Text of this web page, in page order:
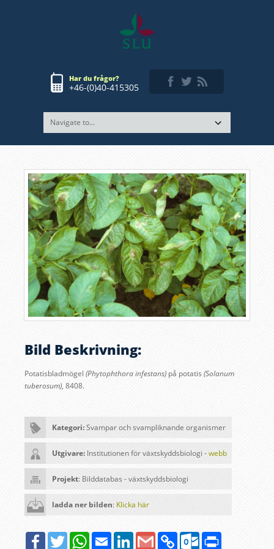
Har du frågor?
+46-(0)40-415305
Bild Beskrivning:
Potatisbladmögel (Phytophthora infestans) på potatis (Solanum
tuberosum), 8408.
Kategori:Svampar och svampliknande organismer
Utgivare: Institutionen för växtskyddsbiologi -webb
Projekt: Bilddatabas - växtskyddsbiologi
ladda ner bilden: Klicka här
FacebookTwitter WhatsAppEmail LinkedInGoogle
Gmail
Copy
Link
Outlook.com